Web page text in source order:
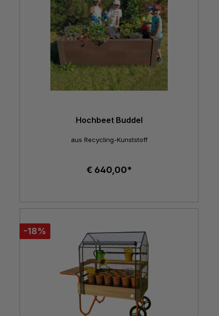
Hochbeet Buddel
aus Recycling-Kunststoff
€ 640,00*
-18%